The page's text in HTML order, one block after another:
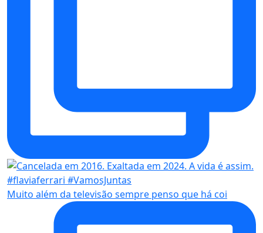
Muito além da televisão sempre penso que há coi